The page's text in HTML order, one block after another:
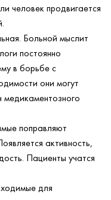
человек продвигается
Больной мыслит
постоянно
в борьбе с
они могут
медикаментозного
поправляют
активность,
Пациенты учатся
для